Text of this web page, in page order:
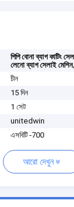
পিপি বোনা ব্যাগ কাটিং
লেনো ব্যাগ সেলাই মেশিন
চীন
15 দিন
1 সেট
unitedwin
এসবিটি -700
আরো দেখুন